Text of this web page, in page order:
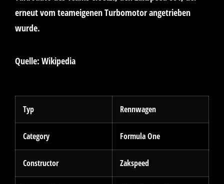
erneut vom teameigenen Turbomotor angetrieben
wurde.
Quelle: Wikipedia
Typ Rennwagen
Category Formula One
Constructor Zakspeed